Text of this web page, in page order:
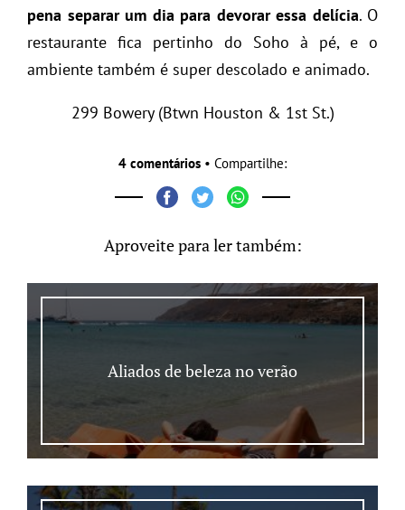
pena separar um dia para devorar essa delícia. O
restaurante fica pertinho do Soho à pé, e o
ambiente também é super descolado e animado.
299 Bowery (Btwn Houston & 1st St.)
4 comentários • Compartilhe:
Aproveite para ler também:
Aliados de beleza no verão